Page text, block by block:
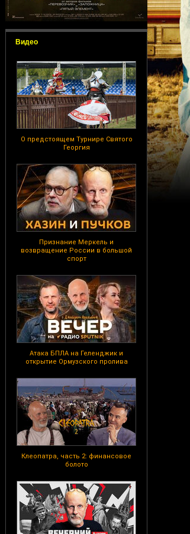
Видео
О предстоящем Турнире Святого
Георгия
Признание Меркель и
возвращение России в большой
спорт
Атака БПЛА на Геленджик и
открытие Ормузского пролива
Клеопатра, часть 2: финансовое
болото